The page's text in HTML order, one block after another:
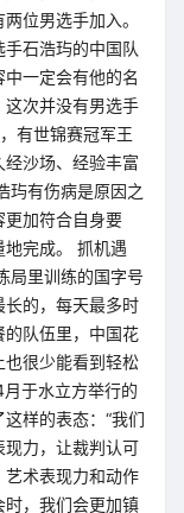
位男选手加入。
石浩玙的中国队
一定会有他的名
这次并没有男选手
有世锦赛冠军王
沙场、经验丰富
玙有伤病是原因之
更加符合自身要
完成。 抓机遇
局里训练的国字号
长的，每天最多时
队伍里，中国花
很少能看到轻松
于水立方举行的
样的表态：“我们
现力，让裁判认可
术表现力和动作
时，我们会更加镇